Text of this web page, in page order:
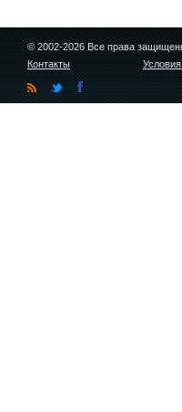
© 2002-2026 Все права
Контакты